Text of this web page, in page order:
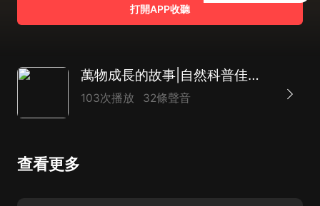
打開APP收聽
萬物成長的故事|自然科普佳作|兒童故事|熱門暢銷書
103次播放 32條聲音
查看更多